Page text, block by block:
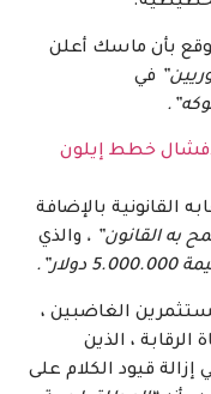
بأن ماسك أعلن
في
خطط إيلون
بالإضافة
به القانون” ، والذي
الغاضبين ،
، الذين
قيود الكلام على